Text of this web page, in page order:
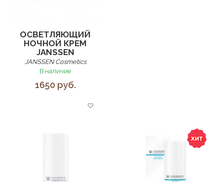
ОСВЕТЛЯЮЩИЙ
НОЧНОЙ КРЕМ
JANSSEN
JANSSEN Cosmetics
В наличие
1650 руб.